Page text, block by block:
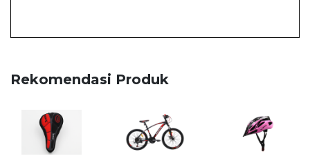
Rekomendasi Produk